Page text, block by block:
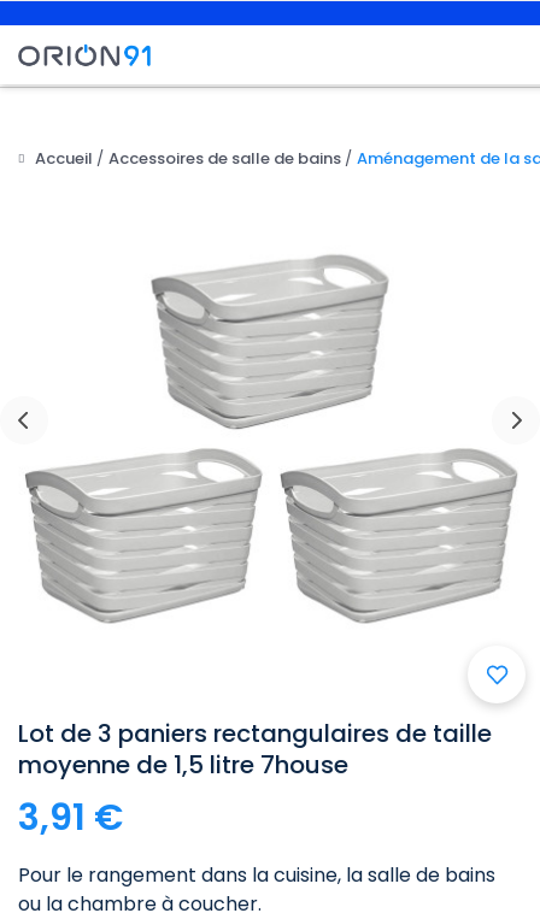
Accueil Accessoires de salle de bains Aménagement de la
Lot de 3 paniers rectangulaires de taille
moyenne de 1,5 litre 7house
3,91 €
Pour le rangement dans la cuisine, la salle de bains
ou la chambre à coucher.